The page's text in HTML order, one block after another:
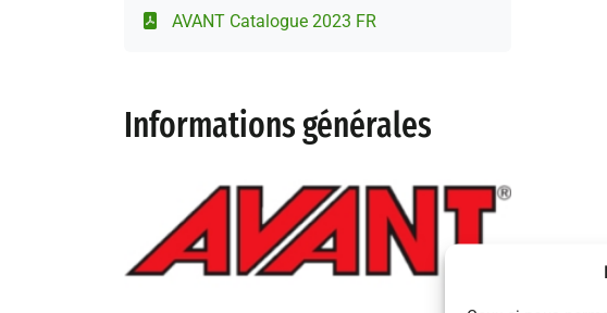
AVANT Catalogue 2023 FR
Informations générales